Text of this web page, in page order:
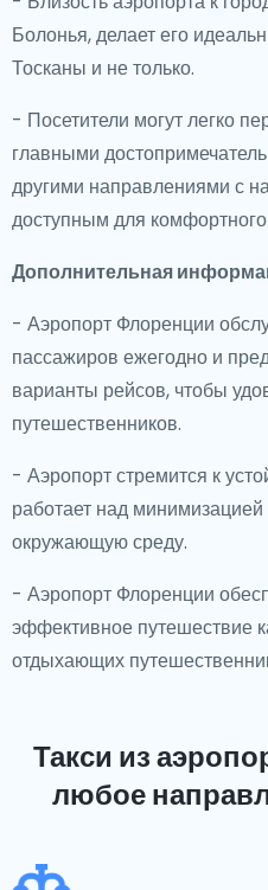
Болонья, делает его
Тосканы и не только.
- Посетители могут легко
главными
другими направлениями с
доступным для
Дополнительная
- Аэропорт Флоренции
пассажиров ежегодно и
варианты рейсов, чтобы
путешественников.
- Аэропорт стремится к
работает над
окружающую среду.
- Аэропорт Флоренции
эффективное путешествие
отдыхающих
Такси из
любое